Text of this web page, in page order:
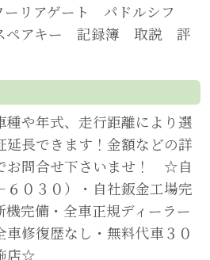
リアゲート パドルシフ
ペアキー 記録簿 取説 評
や年式、走行距離により選
延長できます！金額などの詳
お問合せ下さいませ！ ☆自
６０３０）・自社鈑金工場完
完備・全車正規ディーラー
修復歴なし・無料代車３０
店☆